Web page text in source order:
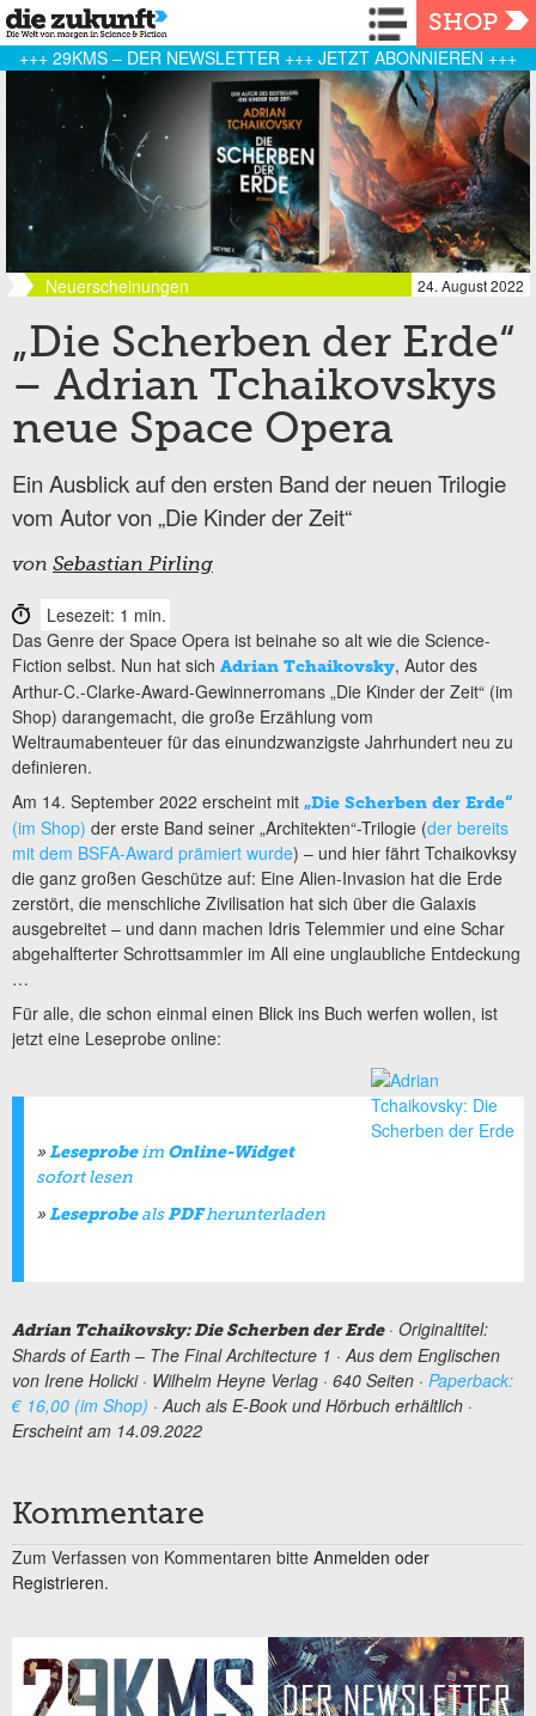
Navigation
SHOP
+++ 29KMS – DER NEWSLETTER +++ JETZT ABONNIEREN +++
Neuerscheinungen 24. August 2022
„Die Scherben der Erde“
– Adrian Tchaikovskys
neue Space Opera
Ein Ausblick auf den ersten Band der neuen Trilogie
vom Autor von „Die Kinder der Zeit“
von Sebastian Pirling
Lesezeit: 1 min.
Das Genre der Space Opera ist beinahe so alt wie die Science-
Fiction selbst. Nun hat sich Adrian Tchaikovsky, Autor des
Arthur-C.-Clarke-Award-Gewinnerromans „Die Kinder der Zeit“ (im
Shop) darangemacht, die große Erzählung vom
Weltraumabenteuer für das einundzwanzigste Jahrhundert neu zu
definieren.
Am 14. September 2022 erscheint mit „Die Scherben der Erde“
(im Shop) der erste Band seiner „Architekten“-Trilogie (der bereits
mit dem BSFA-Award prämiert wurde) – und hier fährt Tchaikovksy
die ganz großen Geschütze auf: Eine Alien-Invasion hat die Erde
zerstört, die menschliche Zivilisation hat sich über die Galaxis
ausgebreitet – und dann machen Idris Telemmier und eine Schar
abgehalfterter Schrottsammler im All eine unglaubliche Entdeckung
…
Für alle, die schon einmal einen Blick ins Buch werfen wollen, ist
jetzt eine Leseprobe online:
» Leseprobeim Online-Widget
sofort lesen
» LeseprobealsPDFherunterladen
Adrian Tchaikovsky: Die Scherben der Erde· Originaltitel:
Shards of Earth – The Final Architecture 1 · Aus dem Englischen
von Irene Holicki · Wilhelm Heyne Verlag · 640 Seiten · Paperback:
€ 16,00 (im Shop) · Auch als E-Book und Hörbuch erhältlich ·
Erscheint am 14.09.2022
Kommentare
Zum Verfassen von Kommentaren bitte Anmelden oder
Registrieren.